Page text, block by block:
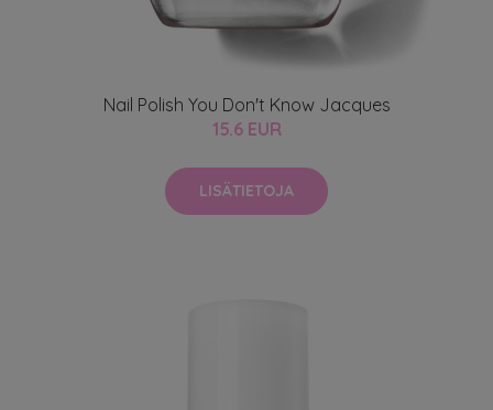
Nail Polish You Don't Know Jacques
15.6 EUR
LISÄTIETOJA